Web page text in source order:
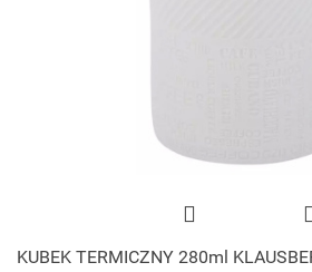
KUBEK TERMICZNY 280ml